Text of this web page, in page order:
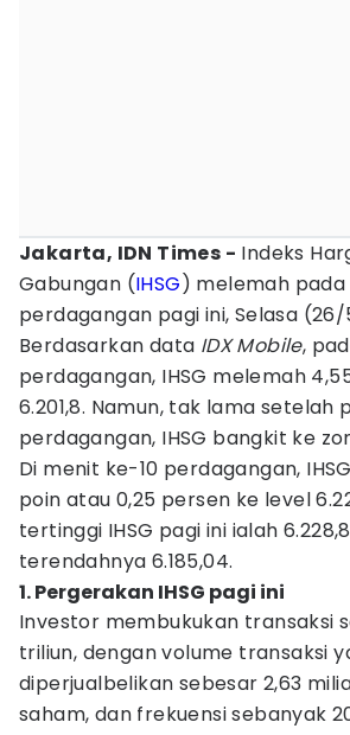
Jakarta, IDN Times - Indeks
Gabungan (IHSG) melemah
perdagangan pagi ini, Selasa
Berdasarkan data IDX Mobile,
perdagangan, IHSG melemah
6.201,8. Namun, tak lama setelah
perdagangan, IHSG bangkit ke
Di menit ke-10 perdagangan,
poin atau 0,25 persen ke level
tertinggi IHSG pagi ini ialah
terendahnya 6.185,04.
1. Pergerakan IHSG pagi ini
Investor membukukan transaksi
triliun, dengan volume transaksi
diperjualbelikan sebesar 2,63
saham, dan frekuensi sebanyak